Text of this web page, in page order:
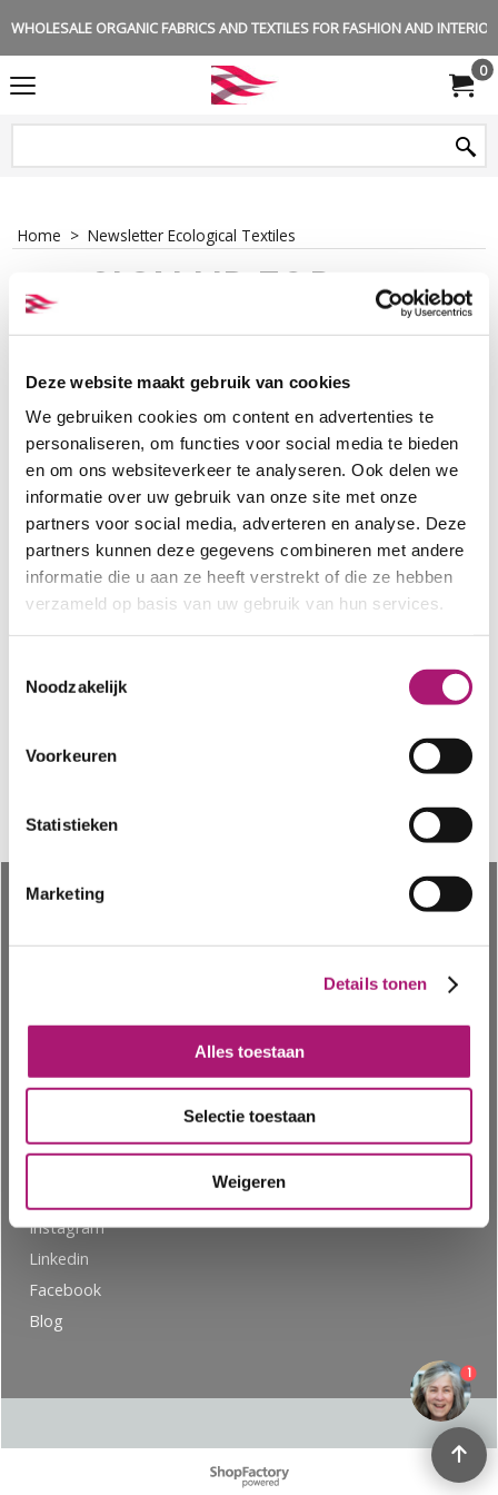
Deze website maakt gebruik van cookies
We gebruiken cookies om content en advertenties te
personaliseren, om functies voor social media te bieden
en om ons websiteverkeer te analyseren. Ook delen we
informatie over uw gebruik van onze site met onze
partners voor social media, adverteren en analyse. Deze
partners kunnen deze gegevens combineren met andere
informatie die u aan ze heeft verstrekt of die ze hebben
verzameld op basis van uw gebruik van hun services.
Noodzakelijk
Voorkeuren
Statistieken
Marketing
Details tonen
Alles toestaan
Selectie toestaan
Weigeren
WHOLESALE ORGANIC FABRICS AND TEXTILES FOR FASHION AND
0
Home > Newsletter Ecological Textiles
SIGN UP FOR
THE
NEWSLETTER
Ecological Textiles sends a newsletter
about every two weeks. In this
newsletter we highlight new fabrics or
other items, and try to provide you
with info about these articles. You can
sign up for this newsletter here:
Why choose us
Organic cotton
Tencel
TERMS
Newsletter Ecological
Instagram
Linkedin
Facebook
Blog
To create online store ShopFactory eCommerce software was used.
1